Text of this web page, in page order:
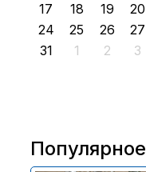
17
18 19 20
24
25 26 27
31
1 2 3
Популярное